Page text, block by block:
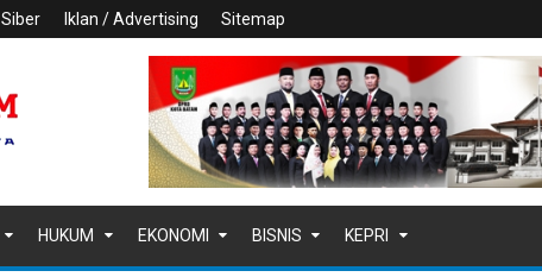
Siber Iklan / Advertising Sitemap
HUKUM EKONOMI BISNIS KEPRI